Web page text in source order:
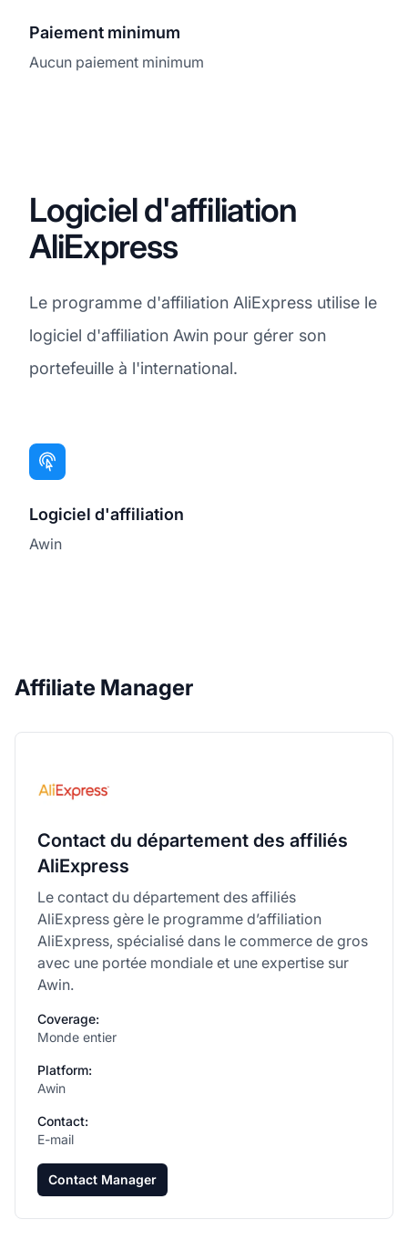
Paiement minimum
Aucun paiement minimum
Logiciel d'affiliation
AliExpress
Le programme d'affiliation AliExpress utilise le
logiciel d'affiliation Awin pour gérer son
portefeuille à l'international.
Logiciel d'affiliation
Awin
Affiliate Manager
Contact du département des affiliés
AliExpress
Le contact du département des affiliés
AliExpress gère le programme d’affiliation
AliExpress, spécialisé dans le commerce de gros
avec une portée mondiale et une expertise sur
Awin.
Coverage:
Monde entier
Platform:
Awin
Contact:
E-mail
Contact Manager